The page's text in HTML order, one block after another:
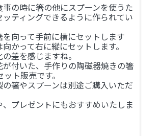
の時に箸の他にスプーンを使うた
ッティングできるように作られてい
を向って手前に横にセットします
かって右に縦にセットします。
差を感じますね。
が付いた、手作りの陶磁器焼きの箸
ト販売です。
の箸やスプーンは別途ご購入いただ
、プレゼントにもおすすめいたしま